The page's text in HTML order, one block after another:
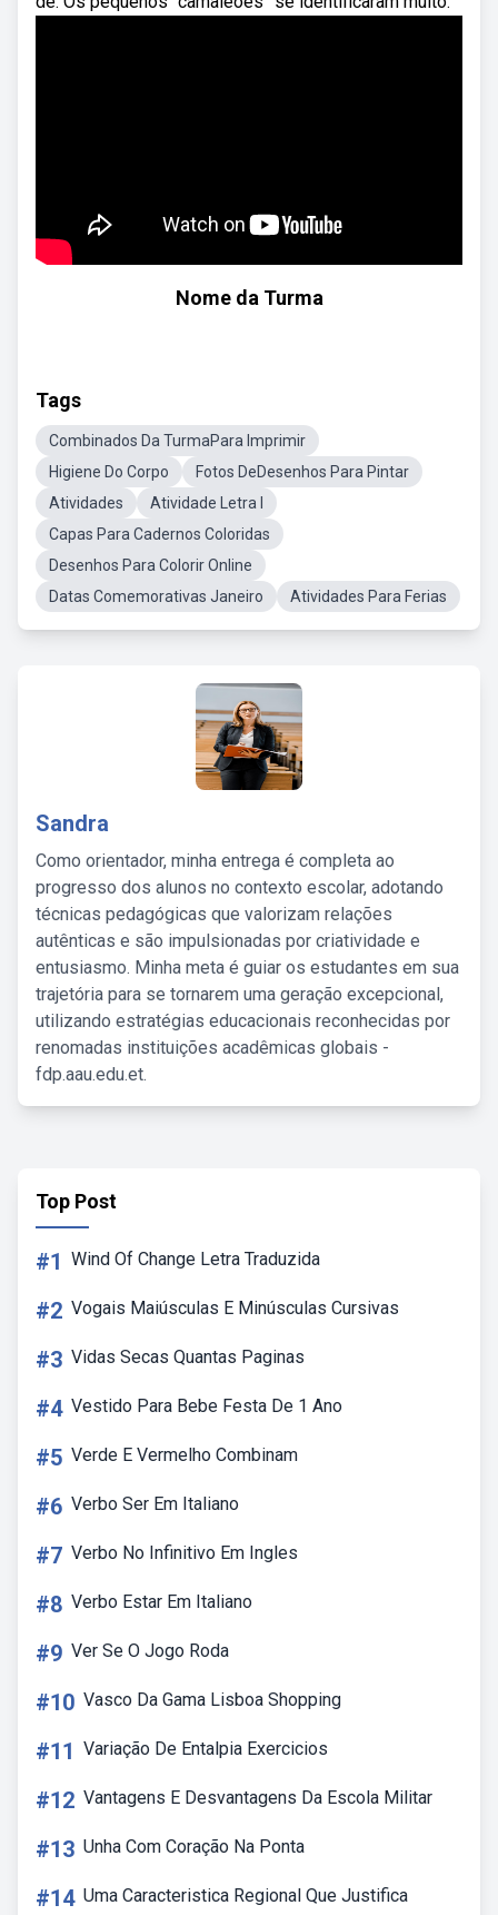
Nome da Turma
Tags
Combinados Da TurmaPara Imprimir
Higiene Do Corpo
Fotos DeDesenhos Para Pintar
Atividades
Atividade Letra I
Capas Para Cadernos Coloridas
Desenhos Para Colorir Online
Datas Comemorativas Janeiro
Atividades Para Ferias
Sandra
Como orientador, minha entrega é completa ao
progresso dos alunos no contexto escolar, adotando
técnicas pedagógicas que valorizam relações
autênticas e são impulsionadas por criatividade e
entusiasmo. Minha meta é guiar os estudantes em sua
trajetória para se tornarem uma geração excepcional,
utilizando estratégias educacionais reconhecidas por
renomadas instituições acadêmicas globais -
fdp.aau.edu.et.
Top Post
#1 Wind Of Change Letra Traduzida
#2 Vogais Maiúsculas E Minúsculas Cursivas
#3 Vidas Secas Quantas Paginas
#4 Vestido Para Bebe Festa De 1 Ano
#5 Verde E Vermelho Combinam
#6 Verbo Ser Em Italiano
#7 Verbo No Infinitivo Em Ingles
#8 Verbo Estar Em Italiano
#9 Ver Se O Jogo Roda
#10 Vasco Da Gama Lisboa Shopping
#11 Variação De Entalpia Exercicios
#12 Vantagens E Desvantagens Da Escola Militar
#13 Unha Com Coração Na Ponta
#14 Uma Caracteristica Regional Que Justifica